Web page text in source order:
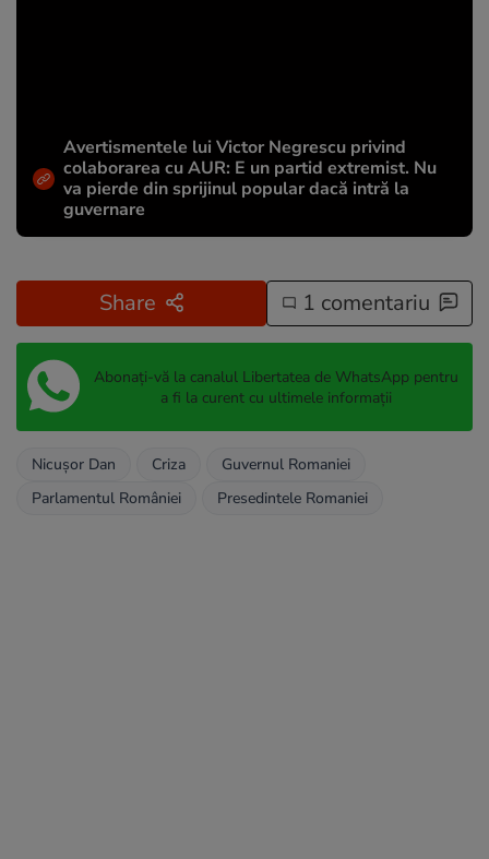
Avertismentele lui Victor Negrescu privind
colaborarea cu AUR: E un partid extremist. Nu
va pierde din sprijinul popular dacă intră la
guvernare
Share 1 comentariu
Abonați-vă la canalul Libertatea de WhatsApp pentru
a fi la curent cu ultimele informații
Nicușor Dan Criza
Guvernul Romaniei
Parlamentul României
Presedintele Romaniei